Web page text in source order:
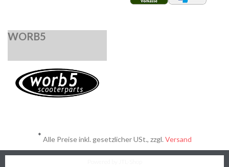
WORB5
* Alle Preise inkl. gesetzlicher USt., zzgl. Versand